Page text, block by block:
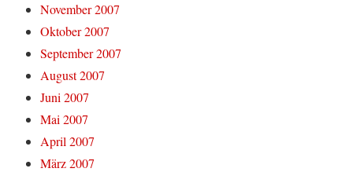
November 2007
Oktober 2007
September 2007
August 2007
Juni 2007
Mai 2007
April 2007
März 2007